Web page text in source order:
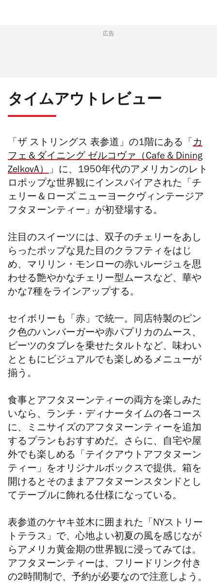
広告
タイムアウトレビュー
「ザ ストリングス 表参道」の1階にある「 カ
フェ＆ダイニング ゼルコヴァ（Cafe & Dining
ZelkovA）」に、1950年代のアメリカンのレト
ロポップな世界観にインスパイアされた「チ
ェリー＆ローズ ニューヨークヴィンテージア
フタヌーンティー」が初登場する。
注目のスイーツには、双子のチェリーをあし
らったポップな見た目のクラフティをはじ
め、マリリン・モンローの赤いルージュを思
わせる艶やかなチェリー型ムースなど、華や
かな7種をラインアップする。
セイボリーも「赤」で統一。同店特製のピン
ク色のハンバーガーや赤パプリカのムース、
ビーツのタブレを乗せたタルトなど、味わい
とともにビジュアルでも楽しめるメニューが
揃う。
食事とアフタヌーンティーの両方を楽しみた
いなら、ランチ・ディナータイムの各コース
に、ミニサイズのアフタヌーンティーを追加
するプランもおすすめだ。さらに、自宅や屋
外でも楽しめる「テイクアウトアフタヌーン
ティー」をオリジナルボックスで提供。箱を
開けるとそのままアフタヌーンスタンドとし
てテーブルに飾れる仕様になっている。
表参道のケヤキ並木に囲まれた「NYストリー
トテラス」で、心地よい初夏の風を感じなが
らアメリカ黄金期の世界観に浸ってみては。
アフタヌーンティーは、フリードリンク付き
の2時間制で、予約が必要なので注意しよう。